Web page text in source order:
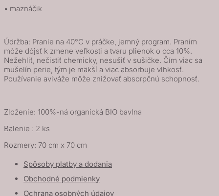
• maznáčik
Údržba: Pranie na 40°C v práčke, jemný program. Praním
môže dôjsť k zmene veľkosti a tvaru plienok o cca 10%.
Nežehliť, nečistiť chemicky, nesušiť v sušičke. Čím viac sa
mušelín perie, tým je mäkší a viac absorbuje vlhkosť.
Používanie aviváže môže znižovať absorpčnú schopnosť.
Zloženie: 100%-ná organická BIO bavlna
Balenie : 2 ks
Rozmery: 70 cm x 70 cm
Spôsoby platby a dodania
Obchodné podmienky
Ochrana osobných údajov